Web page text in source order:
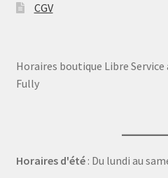
CGV
Horaires boutique Libre Service
Fully
Horaires d'été: Du lundi au